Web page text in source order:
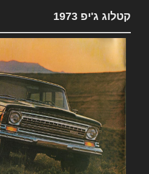
קטלוג ג'יפ 1973